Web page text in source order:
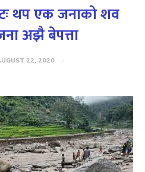
थप एक जनाको शव
अझै बेपत्ता
22, 2020